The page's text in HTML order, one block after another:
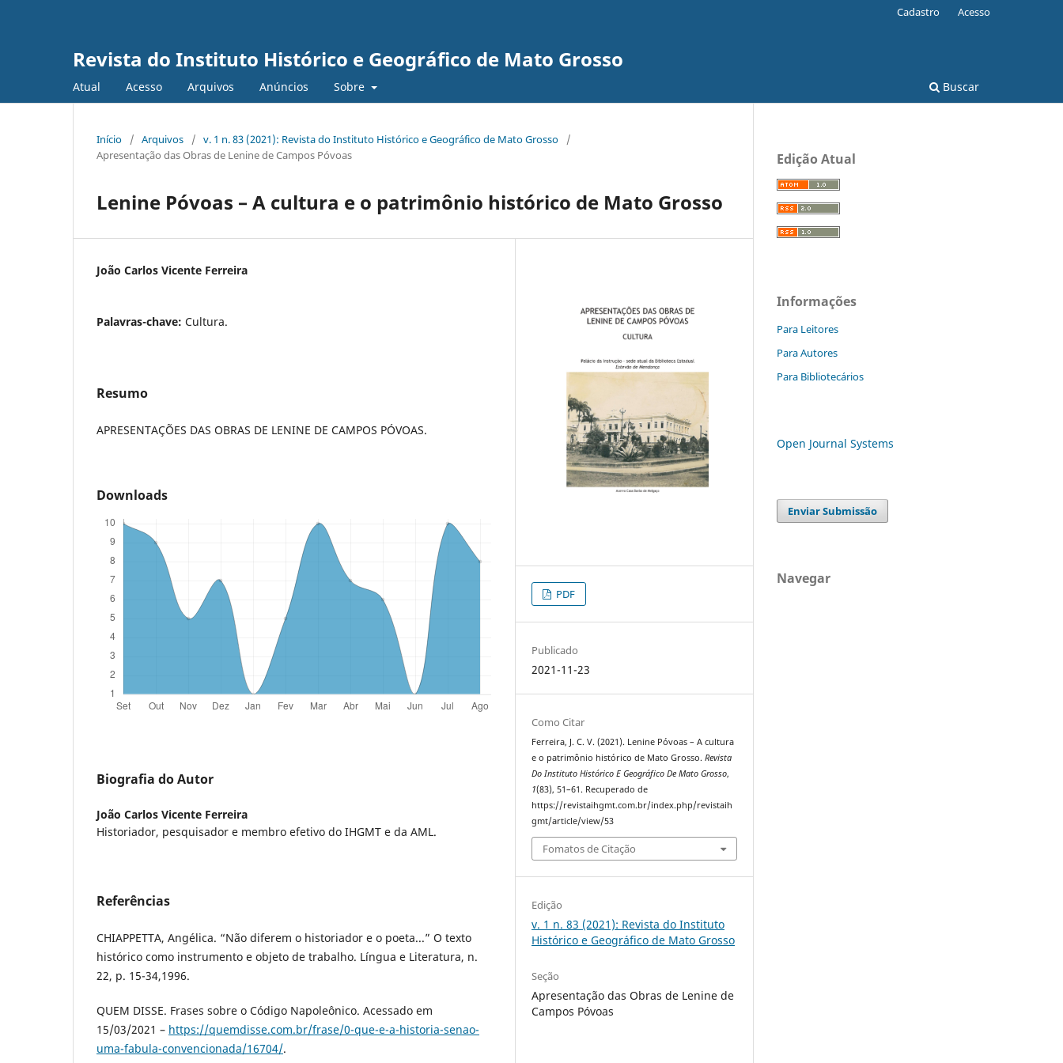
Revista do Instituto Histórico e Geográfico de Mato Grosso
Atual Acesso Arquivos Anúncios Sobre Buscar
Cadastro Acesso
Início / Arquivos / v. 1 n. 83 (2021): Revista do Instituto Histórico e Geográfico de Mato Grosso
/
Apresentação das Obras de Lenine de Campos Póvoas
Lenine Póvoas – A cultura e o patrimônio histórico de Mato Grosso
João Carlos Vicente Ferreira
Palavras-chave: Cultura.
Resumo
APRESENTAÇÕES DAS OBRAS DE LENINE DE CAMPOS PÓVOAS.
Downloads
Biografia do Autor
João Carlos Vicente Ferreira
Historiador, pesquisador e membro efetivo do IHGMT e da AML.
Referências
CHIAPPETTA, Angélica. “Não diferem o historiador e o poeta...” O texto
histórico como instrumento e objeto de trabalho. Língua e Literatura, n.
22, p. 15-34,1996.
QUEM DISSE. Frases sobre o Código Napoleônico. Acessado em
15/03/2021 – https://quemdisse.com.br/frase/0-que-e-a-historia-senao-
uma-fabula-convencionada/16704/.
PDF
Publicado
2021-11-23
Como Citar
Ferreira, J. C. V. (2021). Lenine Póvoas – A cultura
e o patrimônio histórico de Mato Grosso.Revista
Do Instituto Histórico E Geográfico De Mato Grosso,
1(83), 51–61. Recuperado de
https://revistaihgmt.com.br/index.php/revistaih
gmt/article/view/53
Fomatos de Citação
Edição
v. 1 n. 83 (2021): Revista do Instituto
Histórico e Geográfico de Mato Grosso
Seção
Apresentação das Obras de Lenine de
Campos Póvoas
Edição Atual
Informações
Para Leitores
Para Autores
Para Bibliotecários
Open Journal Systems
Enviar Submissão
Navegar